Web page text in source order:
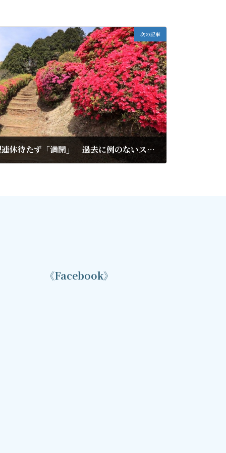
次の記事
姫の沢公園のツツジ、大型連休待たず「満開」 過去に例のないスピード
《Facebook》